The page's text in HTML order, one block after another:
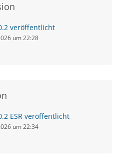
veröffentlicht
um 22:28
ESR veröffentlicht
um 22:34